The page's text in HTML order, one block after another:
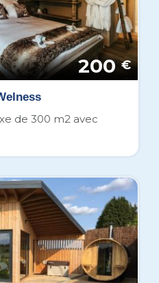
200 €
de 300 m2 avec